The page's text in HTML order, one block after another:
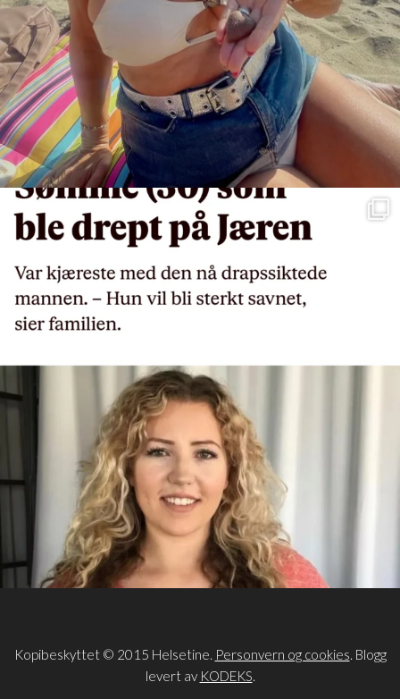
Kopibeskyttet © 2015 Helsetine. Personvern og cookies. Blogg
levert av KODEKS.